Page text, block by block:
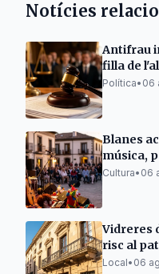
Notícies
Antifrau
filla de
policia
Política• 06
Blanes
música,
Cultura• 06
Vidreres
risc al
Local• 06